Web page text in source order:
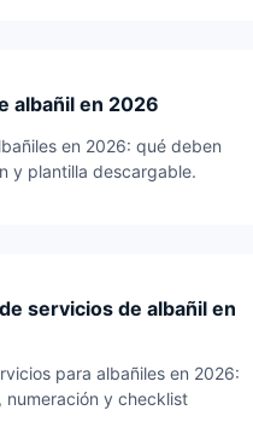
albañil en 2026
en 2026: qué deben
y plantilla descargable.
servicios de albañil en
para albañiles en 2026:
numeración y checklist